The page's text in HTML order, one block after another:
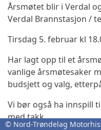
Årsmøtet blir i Verdal
Verdal Brannstasjon /
Tirsdag 5. februar kl
Har lagt opp til et
vanlige årsmøtesaker
budsjett og valg,
Vi bør også ha innspill
med takk.
© Nord-Trøndelag